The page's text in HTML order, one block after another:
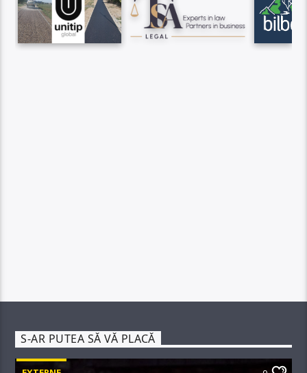
S-AR PUTEA SĂ VĂ PLACĂ